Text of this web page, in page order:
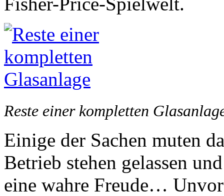
Reste einer kompletten
Einige der Sachen muten
Betrieb stehen gelassen
eine wahre Freude…